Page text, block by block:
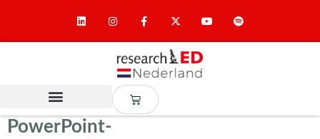
PowerPoint-